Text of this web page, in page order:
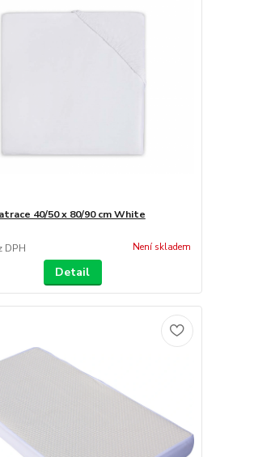
40/50 x 80/90 cm White
DPH Není skladem
Detail